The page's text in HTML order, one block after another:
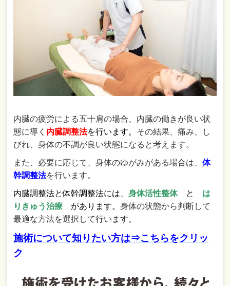
内臓の疲労による五十肩の場合、内臓の働きが良い状
態に導く 内臓調整法を行います。 その結果、痛み、し
びれ、身体の不調が良い状態になると考えます。
また、必要に応じて、身体のゆがみがある場合は、体
幹調整法を行います。
内臓調整法と体幹調整法には、身体活性整体 と は
りきゅう治療 があります。身体の状態から判断して
最適な方法を選択して行います。
施術について知りたい方は⇒こちらをクリッ
ク